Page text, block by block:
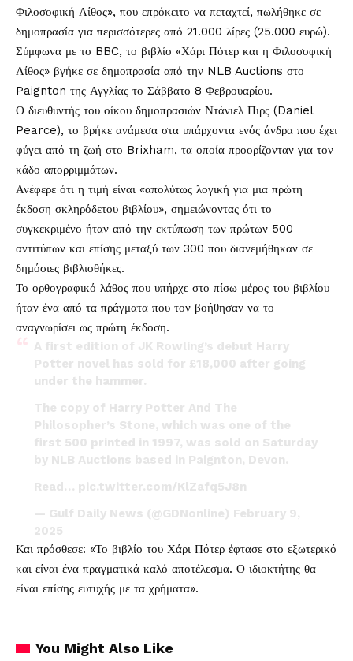
Φιλοσοφική Λίθος», που επρόκειτο να πεταχτεί, πωλήθηκε σε
δημοπρασία για περισσότερες από 21.000 λίρες (25.000 ευρώ).
Σύμφωνα με το BBC, το βιβλίο «Χάρι Πότερ και η Φιλοσοφική
Λίθος» βγήκε σε δημοπρασία από την NLB Auctions στο
Paignton της Αγγλίας το Σάββατο 8 Φεβρουαρίου.
Ο διευθυντής του οίκου δημοπρασιών Ντάνιελ Πιρς (Daniel
Pearce), το βρήκε ανάμεσα στα υπάρχοντα ενός άνδρα που έχει
φύγει από τη ζωή στο Brixham, τα οποία προορίζονταν για τον
κάδο απορριμμάτων.
Ανέφερε ότι η τιμή είναι «απολύτως λογική για μια πρώτη
έκδοση σκληρόδετου βιβλίου», σημειώνοντας ότι το
συγκεκριμένο ήταν από την εκτύπωση των πρώτων 500
αντιτύπων και επίσης μεταξύ των 300 που διανεμήθηκαν σε
δημόσιες βιβλιοθήκες.
Το ορθογραφικό λάθος που υπήρχε στο πίσω μέρος του βιβλίου
ήταν ένα από τα πράγματα που τον βοήθησαν να το
αναγνωρίσει ως πρώτη έκδοση.
A first edition of JK Rowling’s debut Harry
Potter novel has sold for £18,000 after going
under the hammer.
The copy of Harry Potter And The
Philosopher’s Stone, which was one of the
first 500 printed in 1997, was sold on Saturday
by NLB Auctions based in Paignton, Devon.
Read… pic.twitter.com/KlZafq5J8n
— Gulf Daily News (@GDNonline) February 9,
2025
Και πρόσθεσε: «Το βιβλίο του Χάρι Πότερ έφτασε στο εξωτερικό
και είναι ένα πραγματικά καλό αποτέλεσμα. Ο ιδιοκτήτης θα
είναι επίσης ευτυχής με τα χρήματα».
You Might Also Like